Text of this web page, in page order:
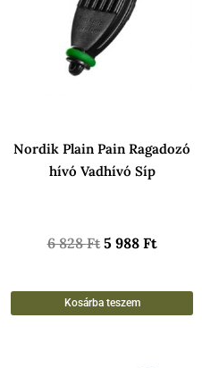
Nordik Plain Pain Ragadozó
hívó Vadhívó Síp
6 828Ft 5 988 Ft
Kosárba teszem